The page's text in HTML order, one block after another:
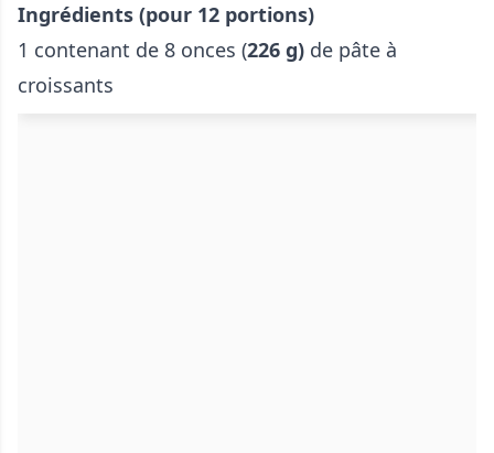
Ingrédients (pour 12 portions)
1 contenant de 8 onces (226 g) de pâte à
croissants